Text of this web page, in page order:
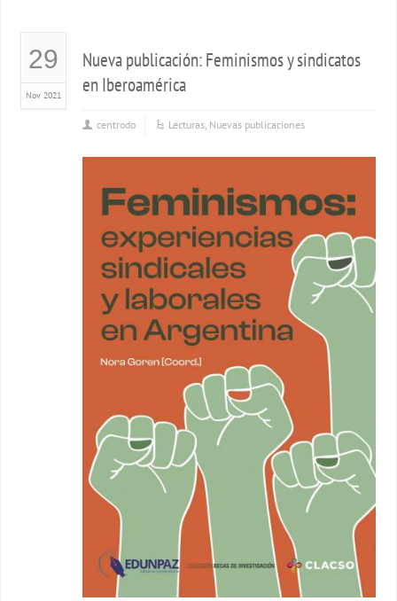
29
Nov 2021
Nueva publicación: Feminismos y sindicatos
en Iberoamérica
centrodo Lecturas, Nuevas publicaciones